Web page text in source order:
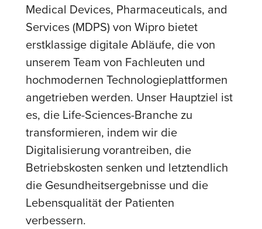
Medical Devices, Pharmaceuticals, and
Services (MDPS) von Wipro bietet
erstklassige digitale Abläufe, die von
unserem Team von Fachleuten und
hochmodernen Technologieplattformen
angetrieben werden. Unser Hauptziel ist
es, die Life-Sciences-Branche zu
transformieren, indem wir die
Digitalisierung vorantreiben, die
Betriebskosten senken und letztendlich
die Gesundheitsergebnisse und die
Lebensqualität der Patienten
verbessern.